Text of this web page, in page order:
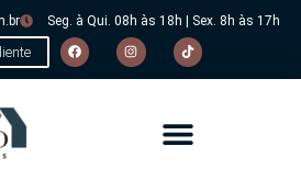
Seg. à Qui. 08h às 18h | Sex. 8h às 17h